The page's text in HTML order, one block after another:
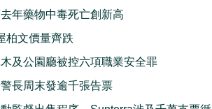
年藥物中毒死亡創新高
柏文價量齊跌
及公園廳被控六項職業安全罪
長周末發逾千張告票